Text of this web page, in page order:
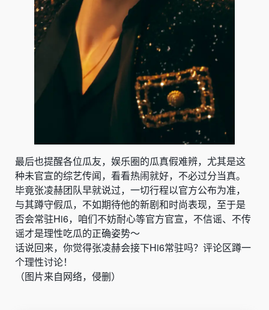
最后也提醒各位瓜友，娱乐圈的瓜真假难辨，尤其是这
种未官宣的综艺传闻，看看热闹就好，不必过分当真。
毕竟张凌赫团队早就说过，一切行程以官方公布为准，
与其蹲守假瓜，不如期待他的新剧和时尚表现，至于是
否会常驻Hi6，咱们不妨耐心等官方官宣，不信谣、不传
谣才是理性吃瓜的正确姿势～
话说回来，你觉得张凌赫会接下Hi6常驻吗？评论区蹲一
个理性讨论！
（图片来自网络，侵删）